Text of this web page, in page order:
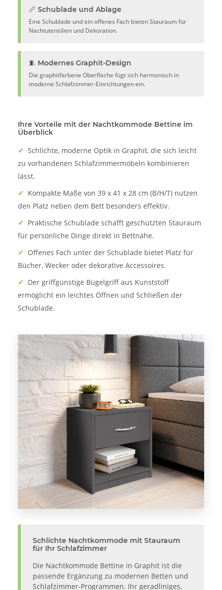
📏 Schublade und Ablage
Eine Schublade und ein offenes Fach bieten Stauraum für
Nachtutensilien und Dekoration.
🧵 Modernes Graphit-Design
Die graphitfarbene Oberfläche fügt sich harmonisch in
moderne Schlafzimmer-Einrichtungen ein.
Ihre Vorteile mit der Nachtkommode Bettine im
Überblick
✔ Schlichte, moderne Optik in Graphit, die sich leicht
zu vorhandenen Schlafzimmermöbeln kombinieren
lässt.
✔ Kompakte Maße von 39 x 41 x 28 cm (B/H/T) nutzen
den Platz neben dem Bett besonders effektiv.
✔ Praktische Schublade schafft geschützten Stauraum
für persönliche Dinge direkt in Bettnähe.
✔ Offenes Fach unter der Schublade bietet Platz für
Bücher, Wecker oder dekorative Accessoires.
✔ Der griffgünstige Bügelgriff aus Kunststoff
ermöglicht ein leichtes Öffnen und Schließen der
Schublade.
Schlichte Nachtkommode mit Stauraum
für Ihr Schlafzimmer
Die Nachtkommode Bettine in Graphit ist die
passende Ergänzung zu modernen Betten und
Schlafzimmer-Programmen. Ihr geradliniges,